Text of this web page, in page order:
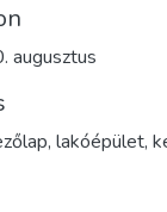
augusztus
, lakóépület,